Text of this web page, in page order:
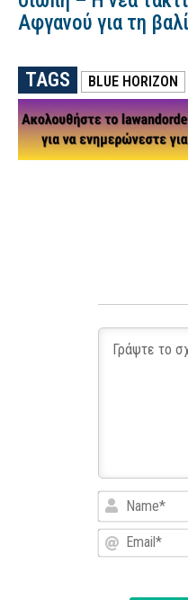
Αφγανού για τη
TAGS BLUE HORIZON